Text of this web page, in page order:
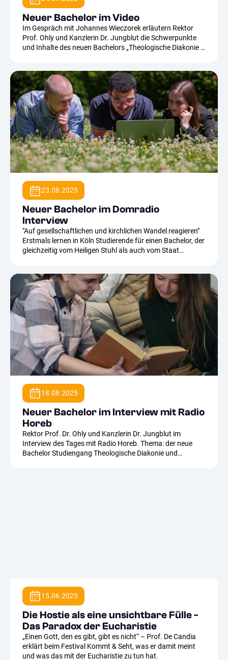
Neuer Bachelor im Video
Im Gespräch mit Johannes Wieczorek erläutern Rektor
Prof. Ohly und Kanzlerin Dr. Jungblut die Schwerpunkte
und Inhalte des neuen Bachelors „Theologische Diakonie &
23.08.2025
Neuer Bachelor im Domradio
Interview
"Auf gesellschaftlichen und kirchlichen Wandel reagieren"
Erstmals lernen in Köln Studierende für einen Bachelor, der
gleichzeitig vom Heiligen Stuhl als auch vom Staat
Kanzlerin.
18.08.2025
Neuer Bachelor im Interview mit Radio
Horeb
Rektor Prof. Dr. Ohly und Kanzlerin Dr. Jungblut im
Interview des Tages mit Radio Horeb. Thema: der neue
Bachelor Studiengang Theologische Diakonie und
15.06.2025
Die Hostie als eine unsichtbare Fülle -
Das Paradox der Eucharistie
„Einen Gott, den es gibt, gibt es nicht“ – Prof. De Candia
erklärt beim Festival Kommt & Seht, was er damit meint
und was das mit der Eucharistie zu tun hat.